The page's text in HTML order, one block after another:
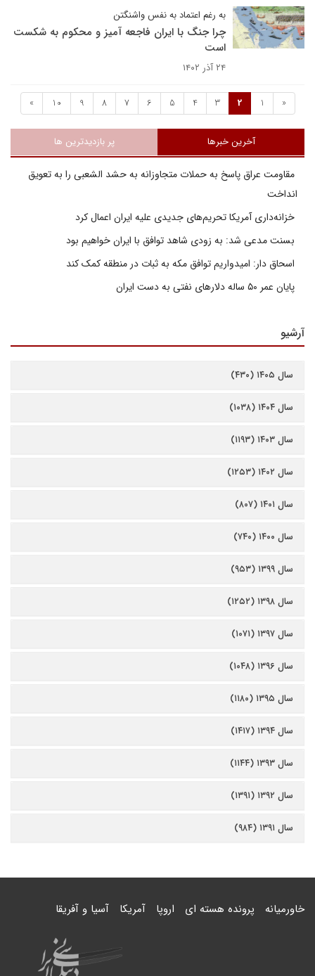
به رغم اعتماد به نفس واشنگتن
چرا جنگ با ایران فاجعه آمیز و محکوم به شکست
است
۲۴ آذر ۱۴۰۲
«
1
2
3
4
5
6
7
8
9
10
»
آخرین خبرها پر بازدیدترین ها
مقاومت عراق پاسخ به حملات متجاوزانه به حشد الشعبی را به تعویق
انداخت
خزانه‌داری آمریکا تحریم‌های جدیدی علیه ایران اعمال کرد
بسنت مدعی شد: به زودی شاهد توافق با ایران خواهیم بود
اسحاق دار: امیدواریم توافق مکه به ثبات در منطقه کمک کند
پایان عمر ۵۰ ساله دلارهای نفتی به دست ایران
آرشیو
سال ۱۴۰۵ (۴۳۰)
سال ۱۴۰۴ (۱۰۳۸)
سال ۱۴۰۳ (۱۱۹۳)
سال ۱۴۰۲ (۱۲۵۳)
سال ۱۴۰۱ (۸۰۷)
سال ۱۴۰۰ (۷۴۰)
سال ۱۳۹۹ (۹۵۳)
سال ۱۳۹۸ (۱۲۵۲)
سال ۱۳۹۷ (۱۰۷۱)
سال ۱۳۹۶ (۱۰۴۸)
سال ۱۳۹۵ (۱۱۸۰)
سال ۱۳۹۴ (۱۴۱۷)
سال ۱۳۹۳ (۱۱۴۴)
سال ۱۳۹۲ (۱۳۹۱)
سال ۱۳۹۱ (۹۸۴)
خاورمیانه پرونده هسته ای اروپا آمریکا آسیا و آفریقا